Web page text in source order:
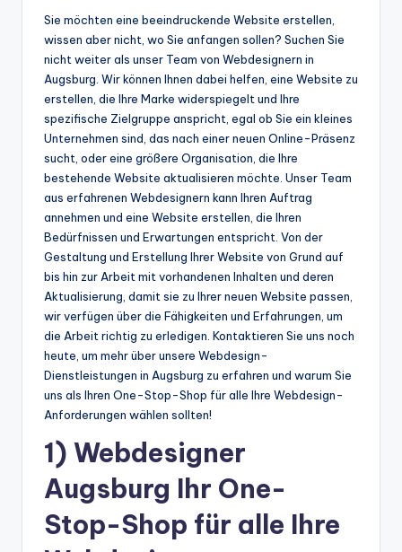
Sie möchten eine beeindruckende Website erstellen,
wissen aber nicht, wo Sie anfangen sollen? Suchen Sie
nicht weiter als unser Team von Webdesignern in
Augsburg. Wir können Ihnen dabei helfen, eine Website zu
erstellen, die Ihre Marke widerspiegelt und Ihre
spezifische Zielgruppe anspricht, egal ob Sie ein kleines
Unternehmen sind, das nach einer neuen Online-Präsenz
sucht, oder eine größere Organisation, die Ihre
bestehende Website aktualisieren möchte. Unser Team
aus erfahrenen Webdesignern kann Ihren Auftrag
annehmen und eine Website erstellen, die Ihren
Bedürfnissen und Erwartungen entspricht. Von der
Gestaltung und Erstellung Ihrer Website von Grund auf
bis hin zur Arbeit mit vorhandenen Inhalten und deren
Aktualisierung, damit sie zu Ihrer neuen Website passen,
wir verfügen über die Fähigkeiten und Erfahrungen, um
die Arbeit richtig zu erledigen. Kontaktieren Sie uns noch
heute, um mehr über unsere Webdesign-
Dienstleistungen in Augsburg zu erfahren und warum Sie
uns als Ihren One-Stop-Shop für alle Ihre Webdesign-
Anforderungen wählen sollten!
1) Webdesigner
Augsburg Ihr One-
Stop-Shop für alle Ihre